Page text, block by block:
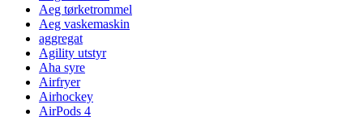
Aeg tørketrommel
Aeg vaskemaskin
aggregat
Agility utstyr
Aha syre
Airfryer
Airhockey
AirPods 4